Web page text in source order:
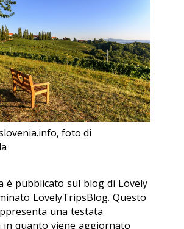
foto di
è pubblicato sul blog di Lovely
LovelyTripsBlog. Questo
una testata
in quanto viene aggiornato